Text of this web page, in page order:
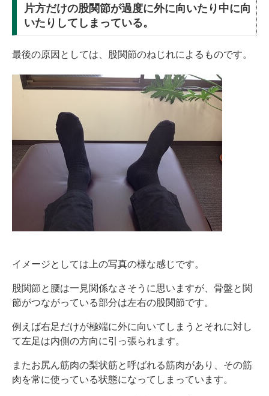
片方だけの股関節が過度に外に向いたり中に向
いたりしてしまっている。
最後の原因としては、股関節のねじれによるものです。
イメージとしては上の写真の様な感じです。
股関節と腰は一見関係なさそうに思いますが、骨盤と関
節がつながっている部分は左右の股関節です。
例えば右足だけが極端に外に向いてしまうとそれに対し
て左足は内側の方向に引っ張られます。
またお尻ん筋肉の梨状筋と呼ばれる筋肉があり、その筋
肉を常に使っている状態になってしまっています。